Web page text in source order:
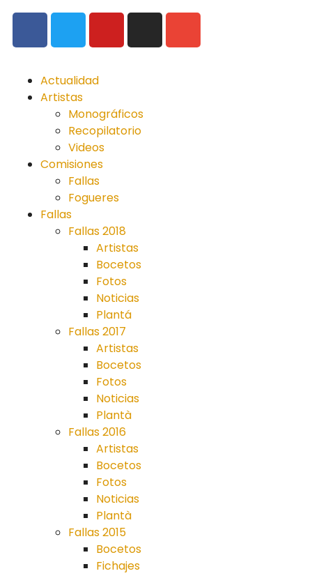
Actualidad
Artistas
Monográficos
Recopilatorio
Videos
Comisiones
Fallas
Fogueres
Fallas
Fallas 2018
Artistas
Bocetos
Fotos
Noticias
Plantá
Fallas 2017
Artistas
Bocetos
Fotos
Noticias
Plantà
Fallas 2016
Artistas
Bocetos
Fotos
Noticias
Plantà
Fallas 2015
Bocetos
Fichajes